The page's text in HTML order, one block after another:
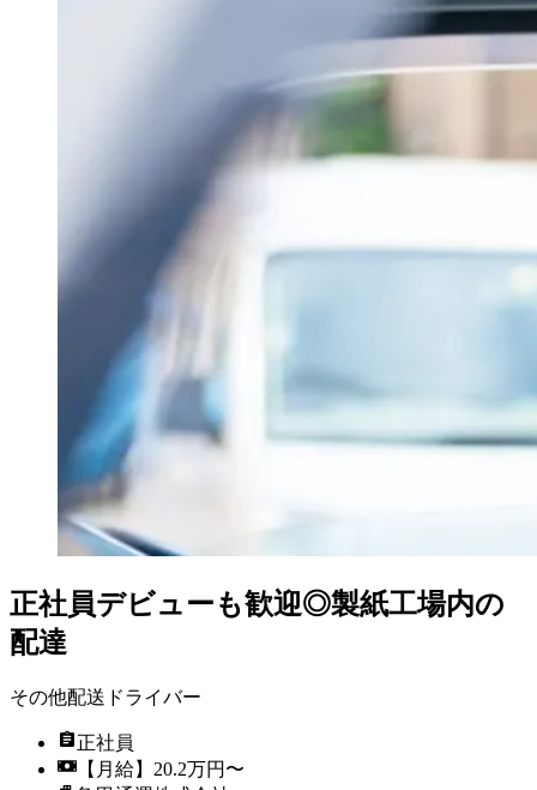
正社員デビューも歓迎◎製紙工場内の
配達
その他配送ドライバー
正社員
【月給】20.2万円〜